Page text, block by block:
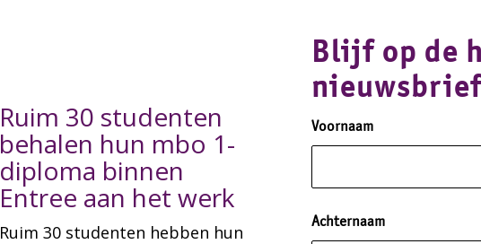
Ruim 30 studenten
behalen hun mbo 1-
diploma binnen
Entree aan het werk
Ruim 30 studenten hebben hun
Blijf op de
Voornaam
Achternaam